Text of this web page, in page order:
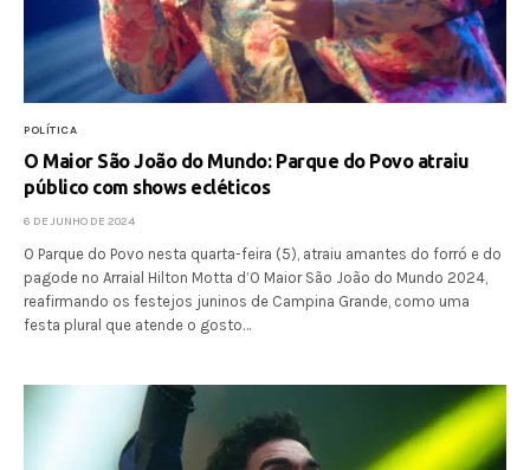
POLÍTICA
O Maior São João do Mundo: Parque do Povo atraiu
público com shows ecléticos
6 DE JUNHO DE 2024
O Parque do Povo nesta quarta-feira (5), atraiu amantes do forró e do
pagode no Arraial Hilton Motta d’O Maior São João do Mundo 2024,
reafirmando os festejos juninos de Campina Grande, como uma
festa plural que atende o gosto…